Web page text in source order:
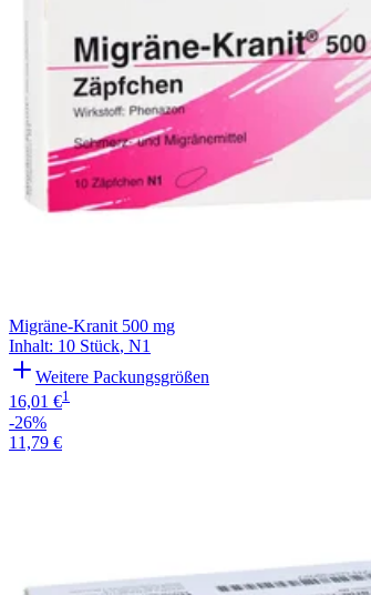
Migräne-Kranit 500 mg
Inhalt: 10 Stück, N1
Weitere Packungsgrößen
16,01 €1
-26%
11,79 €